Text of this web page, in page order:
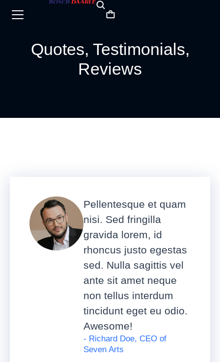
Quotes, Testimonials,
Reviews
Pellentesque et quam
nisi. Sed fringilla
gravida lorem, id
rhoncus justo egestas
sed. Nulla sagittis vel
ante sit amet neque
non tellus interdum
tincidunt eget eu odio.
Awesome!
- Richard Doe, CEO of
Seven Arts